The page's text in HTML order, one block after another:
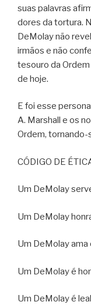
suas palavras
dores da tortura.
DeMolay não
irmãos e não
tesouro da
de hoje.
E foi esse
A. Marshall e os
Ordem, tornando-
CÓDIGO DE
Um DeMolay
Um DeMolay
Um DeMolay ama
Um DeMolay é
Um DeMolay é